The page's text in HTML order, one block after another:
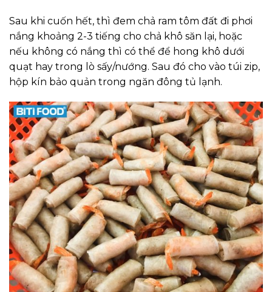
Sau khi cuốn hết, thì đem chả ram tôm đất đi phơi
nắng khoảng 2-3 tiếng cho chả khô săn lại, hoặc
nếu không có nắng thì có thể để hong khô dưới
quạt hay trong lò sấy/nướng. Sau đó cho vào túi zip,
hộp kín bảo quản trong ngăn đông tủ lạnh.